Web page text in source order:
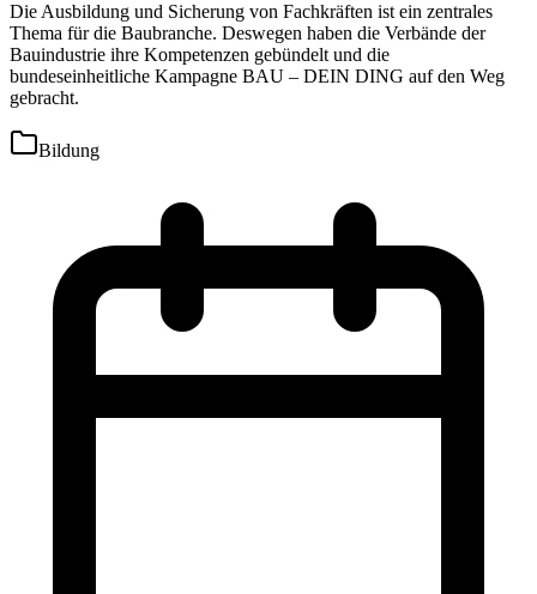
Die Ausbildung und Sicherung von Fachkräften ist ein zentrales
Thema für die Baubranche. Deswegen haben die Verbände der
Bauindustrie ihre Kompetenzen gebündelt und die
bundeseinheitliche Kampagne BAU – DEIN DING auf den Weg
gebracht.
Bildung